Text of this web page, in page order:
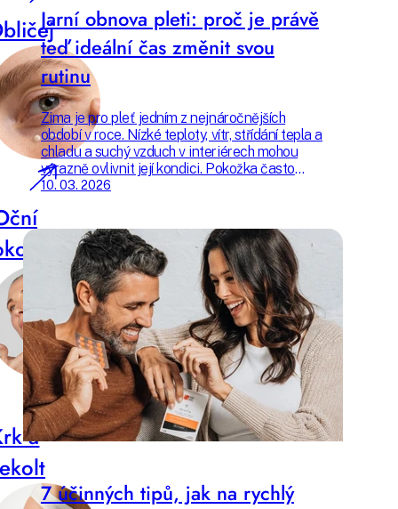
a
Jarní obnova pleti: proč je právě
teď ideální čas změnit svou
rutinu
Zima je pro pleť jedním z nejnáročnějších
období v roce. Nízké teploty, vítr, střídání tepla a
chladu a suchý vzduch v interiérech mohou
výrazně ovlivnit její kondici. Pokožka často
ztrácí přirozenou hydrataci, její ochranná
10. 03. 2026
7 účinných tipů, jak na rychlý